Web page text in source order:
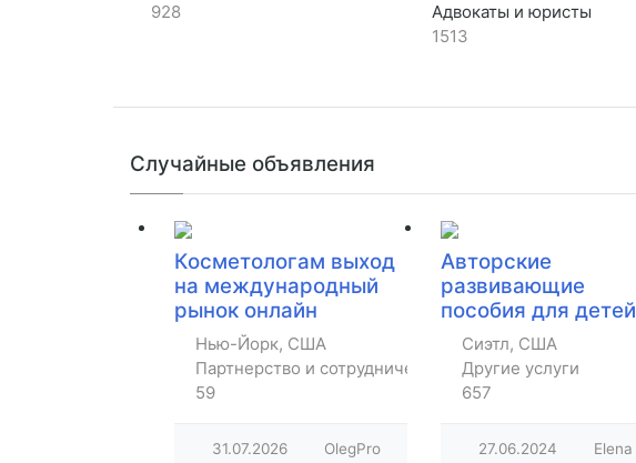
928
Адвокаты и юристы
1513
Случайные объявления
Косметологам выход
на международный
рынок онлайн
Нью-Йорк, США
Партнерство и сотрудничество
59
31.07.2026 OlegPro
Авторские
развивающие
пособия для детей
Сиэтл, США
Другие услуги
657
27.06.2024 Elena